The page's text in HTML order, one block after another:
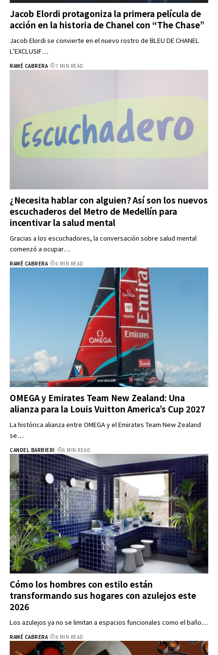
Jacob Elordi protagoniza la primera película de
acción en la historia de Chanel con “The Chase”
Jacob Elordi se convierte en el nuevo rostro de BLEU DE CHANEL
L’EXCLUSIF…
RAMÉ CABRERA 7 MIN READ
¿Necesita hablar con alguien? Así son los nuevos
escuchaderos del Metro de Medellín para
incentivar la salud mental
Gracias a los escuchadores, la conversación sobre salud mental
comenzó a ocupar…
RAMÉ CABRERA 6 MIN READ
OMEGA y Emirates Team New Zealand: Una
alianza para la Louis Vuitton America’s Cup 2027
La histórica alianza entre OMEGA y el Emirates Team New Zealand
se…
CANDEL BARBIERI 6 MIN READ
Cómo los hombres con estilo están
transformando sus hogares con azulejos este
2026
Los azulejos ya no se limitan a espacios funcionales como el baño…
RAMÉ CABRERA 8 MIN READ